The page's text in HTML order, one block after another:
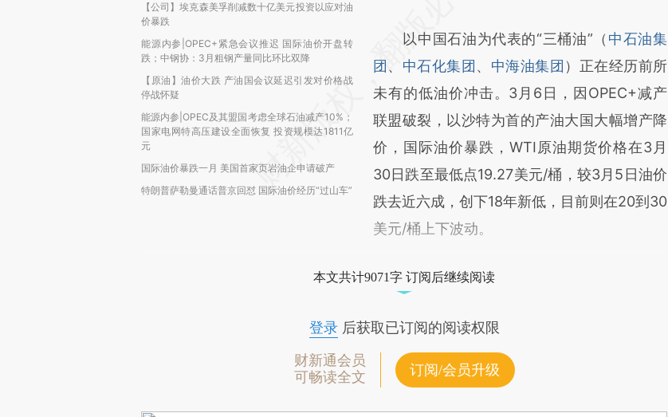
【公司】埃克森美孚削减数十亿美元投资以应对油
价暴跌
能源内参|OPEC+紧急会议推迟 国际油价开盘转
跌；中钢协：3月粗钢产量同比环比双降
【原油】油价大跌 产油国会议延迟引发对价格战
停战怀疑
能源内参|OPEC及其盟国考虑全球石油减产10%；
国家电网特高压建设全面恢复 投资规模达1811亿
元
国际油价暴跌一月 美国首家页岩油企申请破产
特朗普萨勒曼通话普京回怼 国际油价经历“过山车”
以中国石油为代表的“三桶油”（ 中石油集
团 、 中石化集团 、 中海油集团 ）正在经历前所
未有的低油价冲击。3月6日，因OPEC+减产
联盟破裂，以沙特为首的产油大国大幅增产降
价，国际油价暴跌，WTI原油期货价格在3月
30日跌至最低点19.27美元/桶，较3月5日油价
跌去近六成，创下18年新低，目前则在20到30
美元/桶上下波动。
本文共计9071字 订阅后继续阅读
登录后获取已订阅的阅读权限
财新通会员
可畅读全文
订阅/会员升级